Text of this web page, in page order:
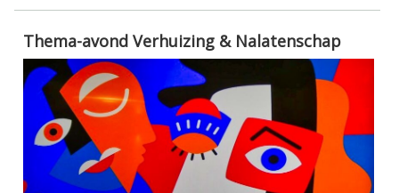
Thema-avond Verhuizing & Nalatenschap